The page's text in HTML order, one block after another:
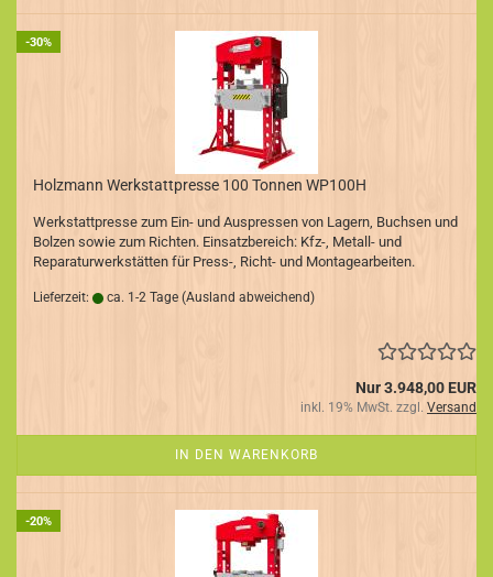
-30%
Holzmann Werkstattpresse 100 Tonnen WP100H
Werkstattpresse zum Ein- und Auspressen von Lagern, Buchsen und
Bolzen sowie zum Richten. Einsatzbereich: Kfz-, Metall- und
Reparaturwerkstätten für Press-, Richt- und Montagearbeiten.
Lieferzeit: ca. 1-2 Tage (Ausland abweichend)
Nur 3.948,00 EUR
inkl. 19% MwSt. zzgl. Versand
IN DEN WARENKORB
-20%